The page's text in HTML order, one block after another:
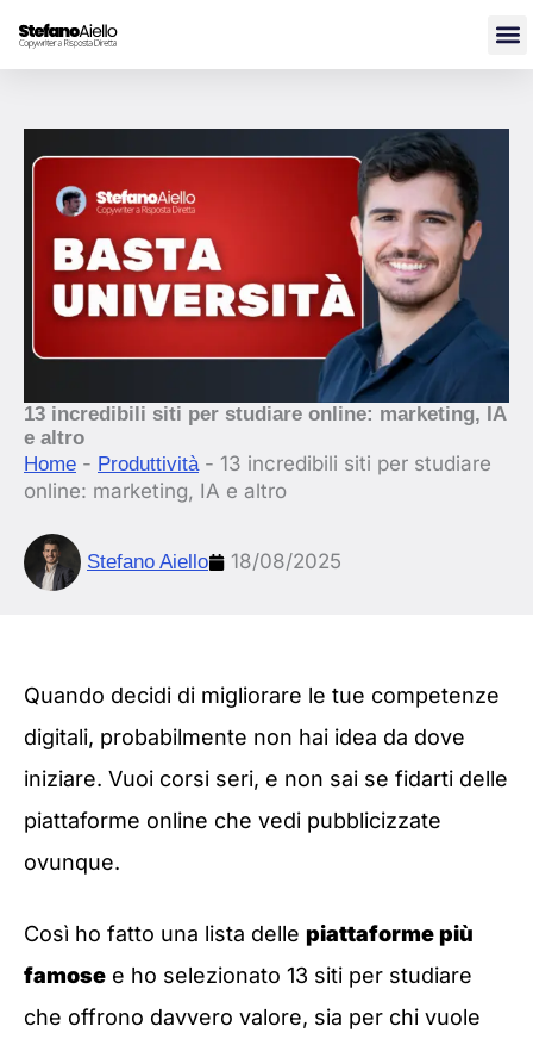
contenuto
13 incredibili siti per studiare online: marketing, IA
e altro
Home - Produttività - 13 incredibili siti per studiare
online: marketing, IA e altro
Stefano Aiello 18/08/2025
Quando decidi di migliorare le tue competenze
digitali, probabilmente non hai idea da dove
iniziare. Vuoi corsi seri, e non sai se fidarti delle
piattaforme online che vedi pubblicizzate
ovunque.
Così ho fatto una lista delle piattaforme più
famose e ho selezionato 13 siti per studiare
che offrono davvero valore, sia per chi vuole